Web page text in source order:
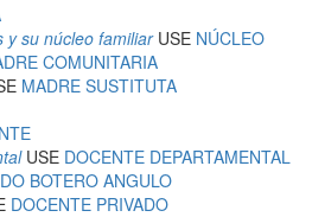
y su núcleo familiarUSE NÚCLEO
COMUNITARIA
MADRE SUSTITUTA
USE DOCENTE DEPARTAMENTAL
BOTERO ANGULO
DOCENTE PRIVADO